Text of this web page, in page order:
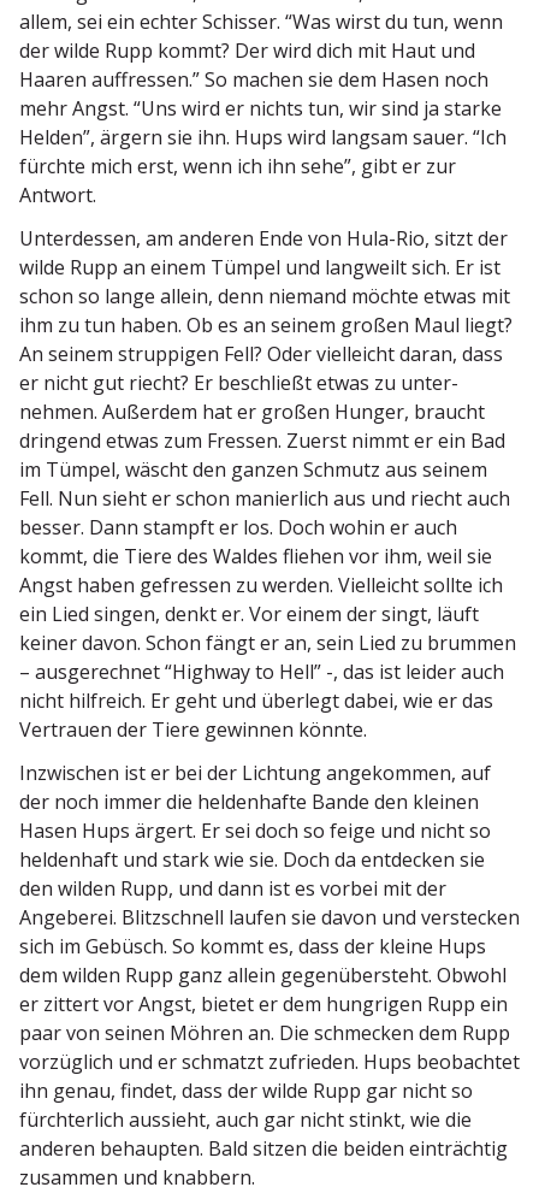
allem, sei ein echter Schisser. “Was wirst du tun, wenn
der wilde Rupp kommt? Der wird dich mit Haut und
Haaren auffressen.” So machen sie dem Hasen noch
mehr Angst. “Uns wird er nichts tun, wir sind ja starke
Helden”, ärgern sie ihn. Hups wird langsam sauer. “Ich
fürchte mich erst, wenn ich ihn sehe”, gibt er zur
Antwort.
Unter­dessen, am anderen Ende von Hula-Rio, sitzt der
wilde Rupp an einem Tümpel und langweilt sich. Er ist
schon so lange allein, denn niemand möchte etwas mit
ihm zu tun haben. Ob es an seinem großen Maul liegt?
An seinem strup­pigen Fell? Oder vielleicht daran, dass
er nicht gut riecht? Er beschließt etwas zu unter­
nehmen. Außerdem hat er großen Hunger, braucht
dringend etwas zum Fressen. Zuerst nimmt er ein Bad
im Tümpel, wäscht den ganzen Schmutz aus seinem
Fell. Nun sieht er schon manierlich aus und riecht auch
besser. Dann stampft er los. Doch wohin er auch
kommt, die Tiere des Waldes fliehen vor ihm, weil sie
Angst haben gefressen zu werden. Vielleicht sollte ich
ein Lied singen, denkt er. Vor einem der singt, läuft
keiner davon. Schon fängt er an, sein Lied zu brummen
– ausge­rechnet “Highway to Hell” -, das ist leider auch
nicht hilfreich. Er geht und überlegt dabei, wie er das
Vertrauen der Tiere gewinnen könnte.
Inzwi­schen ist er bei der Lichtung angekommen, auf
der noch immer die helden­hafte Bande den kleinen
Hasen Hups ärgert. Er sei doch so feige und nicht so
heldenhaft und stark wie sie. Doch da entdecken sie
den wilden Rupp, und dann ist es vorbei mit der
Angeberei. Blitz­schnell laufen sie davon und verstecken
sich im Gebüsch. So kommt es, dass der kleine Hups
dem wilden Rupp ganz allein gegen­über­steht. Obwohl
er zittert vor Angst, bietet er dem hungrigen Rupp ein
paar von seinen Möhren an. Die schmecken dem Rupp
vorzüglich und er schmatzt zufrieden. Hups beobachtet
ihn genau, findet, dass der wilde Rupp gar nicht so
fürch­terlich aussieht, auch gar nicht stinkt, wie die
anderen behaupten. Bald sitzen die beiden einträchtig
zusammen und knabbern.